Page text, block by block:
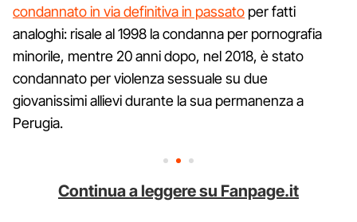
condannato in via definitiva in passato per fatti
analoghi: risale al 1998 la condanna per pornografia
minorile, mentre 20 anni dopo, nel 2018, è stato
condannato per violenza sessuale su due
giovanissimi allievi durante la sua permanenza a
Perugia.
Continua a leggere su Fanpage.it